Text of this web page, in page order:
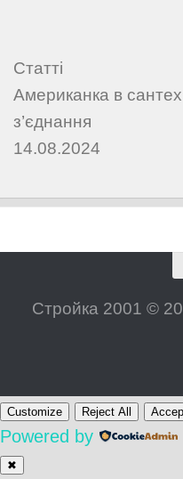
Статті
Американка в
з’єднання
14.08.2024
Стройка 2001 ©
Customize Reject All
Powered by
✖